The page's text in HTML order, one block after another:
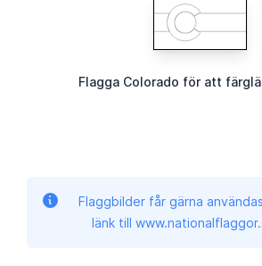
Flagga Colorado för att
Flaggbilder får gärna
länk till